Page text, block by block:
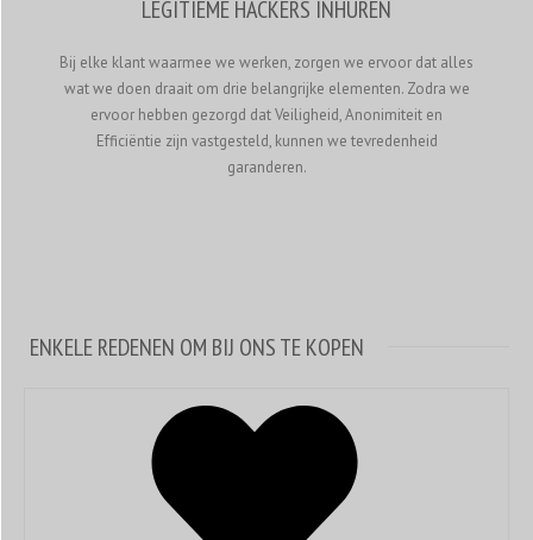
LEGITIEME HACKERS INHUREN
Bij elke klant waarmee we werken, zorgen we ervoor dat alles
wat we doen draait om drie belangrijke elementen. Zodra we
ervoor hebben gezorgd dat Veiligheid, Anonimiteit en
Efficiëntie zijn vastgesteld, kunnen we tevredenheid
garanderen.
ENKELE REDENEN OM BIJ ONS TE KOPEN